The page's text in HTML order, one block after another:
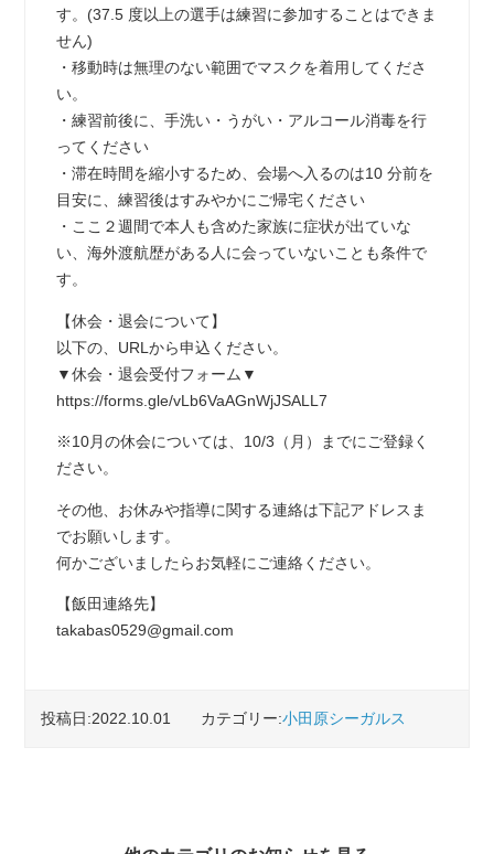
す。(37.5 度以上の選手は練習に参加することはできま
せん)
・移動時は無理のない範囲でマスクを着用してくださ
い。
・練習前後に、手洗い・うがい・アルコール消毒を行
ってください
・滞在時間を縮小するため、会場へ入るのは10 分前を
目安に、練習後はすみやかにご帰宅ください
・ここ２週間で本人も含めた家族に症状が出ていな
い、海外渡航歴がある人に会っていないことも条件で
す。
【休会・退会について】
以下の、URLから申込ください。
▼休会・退会受付フォーム▼
https://forms.gle/vLb6VaAGnWjJSALL7
※10月の休会については、10/3（月）までにご登録く
ださい。
その他、お休みや指導に関する連絡は下記アドレスま
でお願いします。
何かございましたらお気軽にご連絡ください。
【飯田連絡先】
takabas0529@gmail.com
投稿日:2022.10.01 カテゴリー:小田原シーガルス